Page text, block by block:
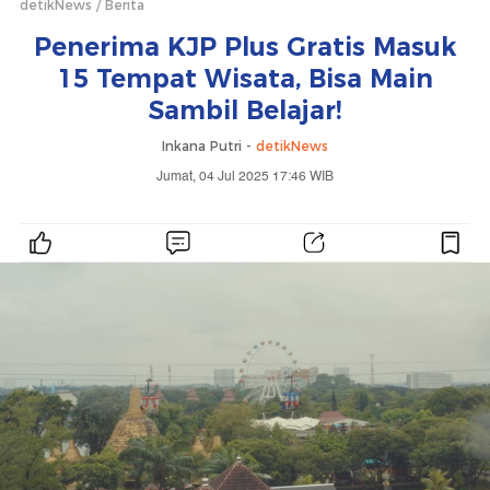
detikNews Berita
Penerima KJP Plus Gratis Masuk
15 Tempat Wisata, Bisa Main
Sambil Belajar!
Inkana Putri - detikNews
Jumat, 04 Jul 2025 17:46 WIB